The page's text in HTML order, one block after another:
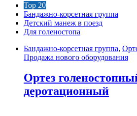
Top 20
Бандажно-корсетная группа
Детский манеж в поезд
Для голеностопа
Бандажно-корсетная группа,
Продажа нового оборудования
Ортез
деротационный